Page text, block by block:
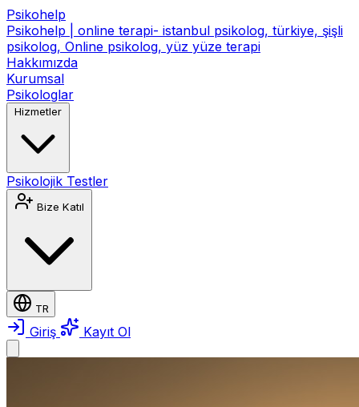
Psikohelp
Psikohelp | online terapi- istanbul psikolog, türkiye, şişli
psikolog, Online psikolog, yüz yüze terapi
Hakkımızda
Kurumsal
Psikologlar
Hizmetler
Psikolojik Testler
Bize Katıl
TR
Giriş Kayıt Ol